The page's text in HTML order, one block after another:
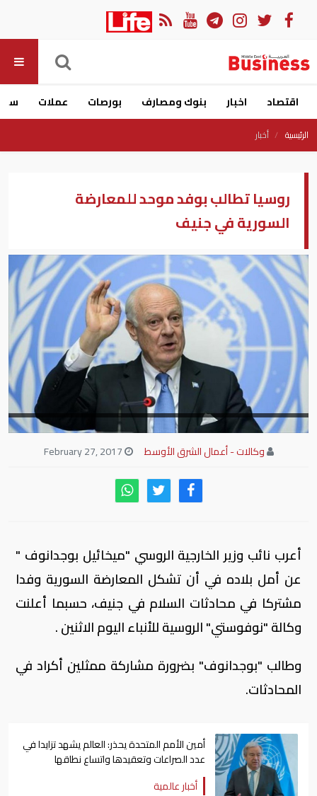
اقتصاد اخبار بنوك ومصارف بورصات عملات
الرئيسية أخبار
روسيا تطالب بوفد موحد للمعارضة
السورية في جنيف
وكالات - أعمال الشرق الأوسط
أعرب نائب وزير الخارجية الروسي "ميخائيل بوجدانوف "
عن أمل بلاده في أن تشكل المعارضة السورية وفدا
مشتركا في محادثات السلام في جنيف، حسبما أعلنت
وكالة "نوفوستي" الروسية للأنباء اليوم الاثنين .
وطالب "بوجدانوف" بضرورة مشاركة ممثلين أكراد في
المحادثات.
أمين الأمم المتحدة يحذر: العالم يشهد تزايدا في
عدد الصراعات وتعقيدها واتساع نطاقها
أخبار عالمية